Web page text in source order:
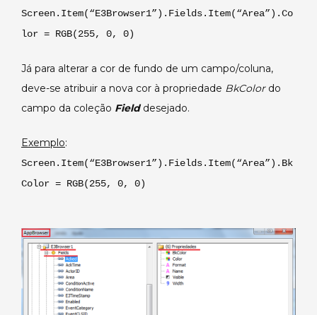
Screen.Item(“E3Browser1”).Fields.Item(“Area”).Co
lor = RGB(255, 0, 0)
Já para alterar a cor de fundo de um campo/coluna,
deve-se atribuir a nova cor à propriedade BkColor do
campo da coleção Field desejado.
Exemplo:
Screen.Item(“E3Browser1”).Fields.Item(“Area”).Bk
Color = RGB(255, 0, 0)